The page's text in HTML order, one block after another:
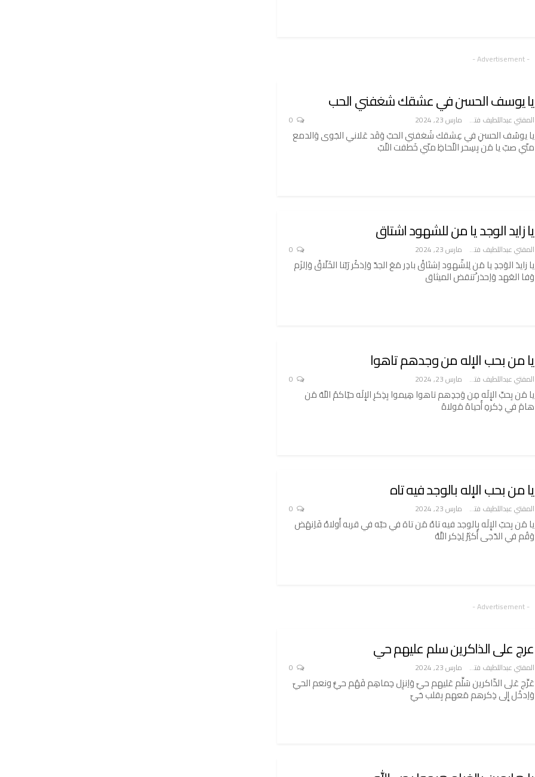
- Advertisement -
يا يوسف الحسن في عشقك شغفني الحب
المفتي عبداللطيف فتح الله مارس 23, 2024
يا يوسُف الحسنِ في عِشقك شَغفني الحبّ وَقَد عَلاني الجَوى وَالدمع
منّي صبّ يا مَن بِسِحر اللّحاظِ منّي خَطفت اللّبّ
يا زايد الوجد يا من للشهود اشتاق
المفتي عبداللطيف فتح الله مارس 23, 2024
يا زايدَ الوَجدِ يا مَن لِلشّهود اِشتَاقْ بادِر مَعَ الجدّ وَاِذكُر رَبّنا الخَلّاقْ وَاِلزَم
وَفا العَهد وَاِحذر ُتنقض الميثاق
يا من بحب الإله من وجدهم تاهوا
المفتي عبداللطيف فتح الله مارس 23, 2024
يا مَن بِحبِّ الإِلَه مِن وَجدِهم تاهوا هِيموا بِذِكرِ الإِلَه حيّاكمُ اللّهُ مَن
هامَ في ذِكرهِ أَحياهُ مَولاهُ
يا من بحب الإله بالوجد فيه تاه
المفتي عبداللطيف فتح الله مارس 23, 2024
يا مَن بِحبّ الإِلَه بِالوجد فيه تاهْ مَن تاهَ في حبّه في قربه أَولاهْ فَاِنهَض
وَقُم في الدّجى أَكثِرْ لِذِكر اللَّهْ
- Advertisement -
عرج على الذاكرين سلم عليهم حي
المفتي عبداللطيف فتح الله مارس 23, 2024
عَرِّج عَلى الذّاكرين سَلِّم عَليهم حيّ وَاِنزِل حِماهِم فَهُم حيٌّ ونعم الحيّ
وَاِدخُل إِلى ذِكرهم مَعهم بِقلب حَيّ